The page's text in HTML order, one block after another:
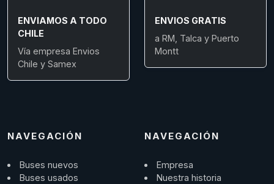
ENVIAMOS A TODO
CHILE
Vía empresa Envios
Chile y Samex
ENVIOS GRATIS
a RM, Talca y Puerto
Montt
NAVEGACIÓN
Buses nuevos
Buses usados
NAVEGACIÓN
Empresa
Nuestra historia